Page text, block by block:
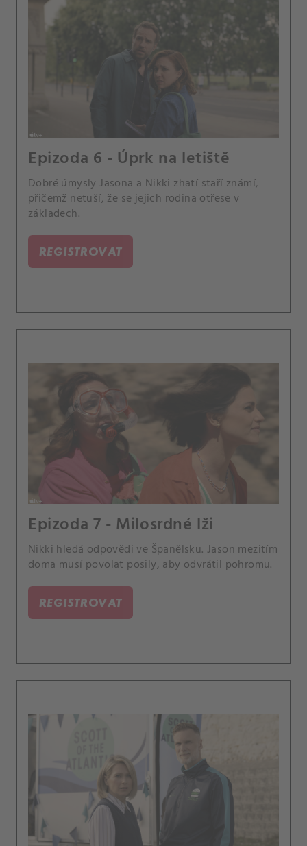
Epizoda 6 - Úprk na letiště
Dobré úmysly Jasona a Nikki zhatí staří známí,
přičemž netuší, že se jejich rodina otřese v
základech.
REGISTROVAT
Epizoda 7 - Milosrdné lži
Nikki hledá odpovědi ve Španělsku. Jason mezitím
doma musí povolat posily, aby odvrátil pohromu.
REGISTROVAT